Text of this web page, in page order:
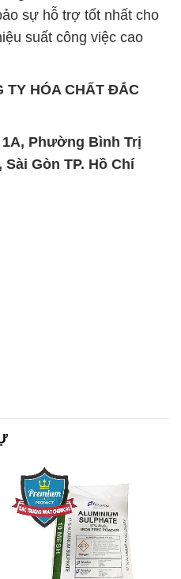
sự hỗ trợ tốt nhất cho
suất công việc cao
TY HÓA CHẤT ĐẮC
Phường Bình Trị
Gòn TP. Hồ Chí